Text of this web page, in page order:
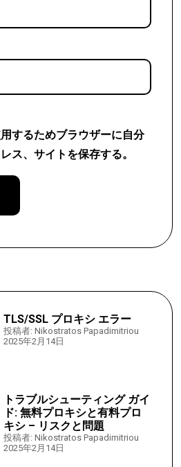
するためブラウザーに自分
ス、サイトを保存する。
TLS/SSL プロキシ エラー
投稿者: Nikostratos Papadimitriou
2025年2月14日
トラブルシューティング ガイ
ド: 無料プロキシと有料プロ
キシ – リスクと問題
投稿者: Nikostratos Papadimitriou
2025年2月14日